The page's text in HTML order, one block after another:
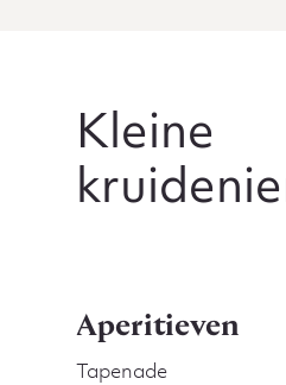
Kleine
Aperitieven
Tapenade